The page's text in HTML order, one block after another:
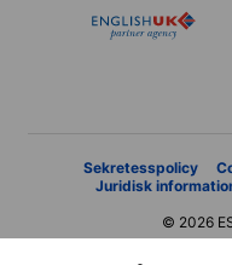
Sekretesspolicy
Juridisk
© 2026